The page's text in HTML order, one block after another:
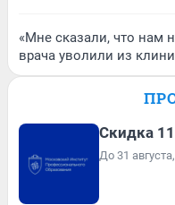
«Мне сказали, что нам
врача уволили из
Скидка
До 31